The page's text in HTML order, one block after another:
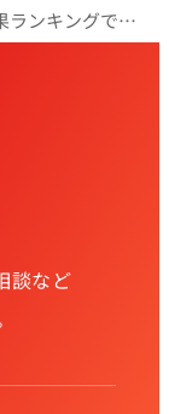
遇とのことなので、実装してみた結果。
談など